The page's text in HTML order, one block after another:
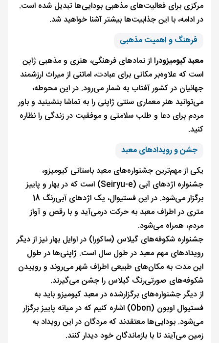
مرکزی برای فعالیت‌های مذهبی بودایی‌ها تبدیل شده است.
در ادامه، با این جذابیت‌ها بیشتر آشنا خواهید شد.
فرهنگ و اهمیت مذهبی
معبد کیومیزودرااز نمادهای فرهنگی، هنری و مذهبی ژاپن
است که علاوه‌بر مکانی برای عبادت، اماتنی از میراث ارزشمند
جهانیان در کشور آفتاب به شمار می‌رود. در این محوطه،
می‌‌توانید هنر معماری سنتی ژاپنی را به تماشا بنشینید و باور
مردم برای دعا و طلب سلامتی و موفقیت در زندگی را نظاره
کنید.
جشن و رویدادهای معبد
یکی از مهم‌ترین جشنواره‌های معبد باستانی کیومیزو،
جشنواره اژدهای آبی (Seiryu-e) است که در بهار و پاییز
برگزار می‌شود. در این فستیوال، یک اژدهای آبی‌رنگ 18
متری در اطراف معبد به حرکت درمی‌آید و با رقص و آواز
مردم، همراه می‌شود.
جشنواره شکوفه‌های گیلاس (ساکورا) در اوایل بهار نیز از دیگر
رویدادهای مهم معبد در طول سال است. ژاپنی‌ها در طول
این مدت به مکان‌های طبیعی اطراف شهر می‌روند و روییدن
شکوفه‌های صورتی‌رنگ گیلاس را جشن می‌گیرند.
از دیگر جشنواره‌های برگزارشده در معبد کیومیزو باید به
فستیوال اوبون (Obon) اشاره کنیم که در میانه پاییز برگزار
می‌شود. بودایی‌ها معتقدند که مردگان در این رویداد به
زمین می‌آیند تا با بازماندگان خود دیدار کنند.